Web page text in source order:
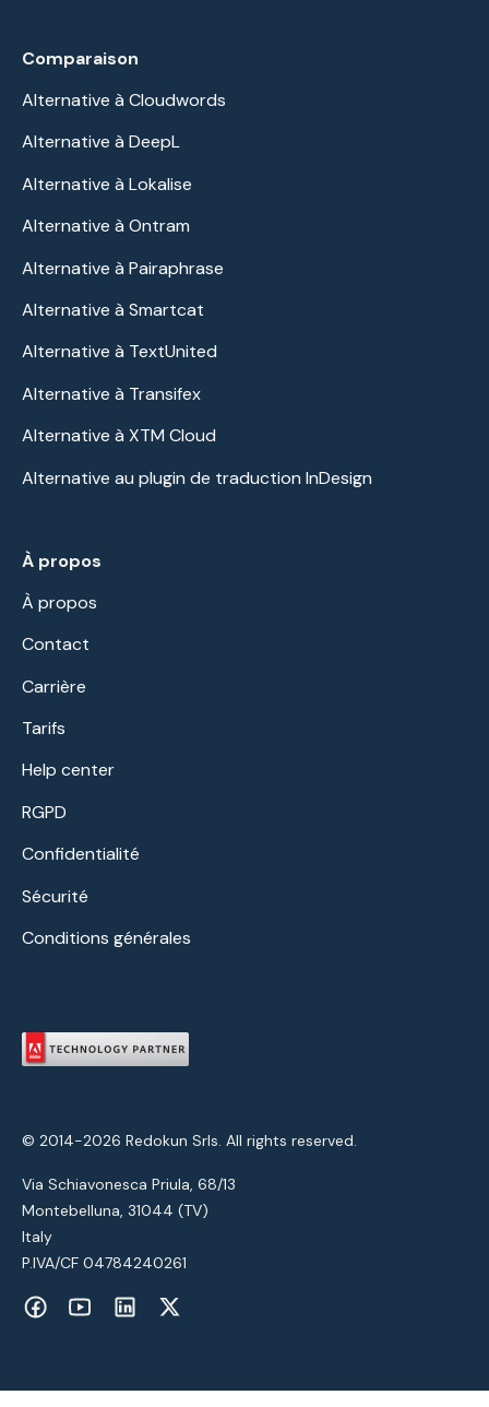
Comparaison
Alternative à Cloudwords
Alternative à DeepL
Alternative à Lokalise
Alternative à Ontram
Alternative à Pairaphrase
Alternative à Smartcat
Alternative à TextUnited
Alternative à Transifex
Alternative à XTM Cloud
Alternative au plugin de traduction InDesign
À propos
À propos
Contact
Carrière
Tarifs
Help center
RGPD
Confidentialité
Sécurité
Conditions générales
© 2014-2026 Redokun Srls. All rights reserved.
Via Schiavonesca Priula, 68/13
Montebelluna, 31044 (TV)
Italy
P.IVA/CF 04784240261